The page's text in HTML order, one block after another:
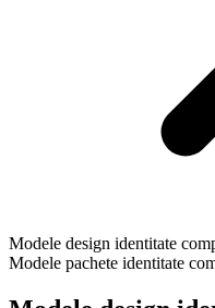
Modele design identitate
Modele pachete identitate